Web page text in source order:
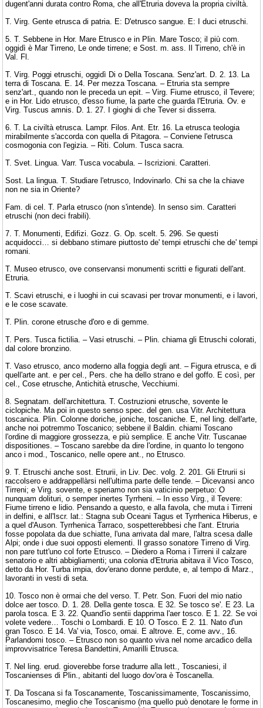
dugent'anni durata contro Roma, che all'Etruria doveva la propria civiltà.
T. Virg. Gente etrusca di patria. E: D'etrusco sangue. E: I duci etruschi.
5. T. Sebbene in Hor. Mare Etrusco e in Plin. Mare Tosco; il più com.
oggidì è Mar Tirreno, Le onde tirrene; e Sost. m. ass. Il Tirreno, ch'è in
Val. Fl.
T. Virg. Poggi etruschi, oggidì Di o Della Toscana. Senz'art. D. 2. 13. La
terra di Toscana. E. 14. Per mezza Toscana. – Etruria sta sempre
senz'art., quando non le preceda un epit. – Virg. Fiume etrusco, il Tevere;
e in Hor. Lido etrusco, d'esso fiume, la parte che guarda l'Etruria. Ov. e
Virg. Tuscus amnis. D. 1. 27. I gioghi di che Tever si disserra.
6. T. La civiltà etrusca. Lampr. Filos. Ant. Etr. 16. La etrusca teologia
mirabilmente s'accorda con quella di Pitagora. – Conviene l'etrusca
cosmogonia con l'egizia. – Riti. Colum. Tusca sacra.
T. Svet. Lingua. Varr. Tusca vocabula. – Iscrizioni. Caratteri.
Sost. La lingua. T. Studiare l'etrusco, Indovinarlo. Chi sa che la chiave
non ne sia in Oriente?
Fam. di cel. T. Parla etrusco (non s'intende). In senso sim. Caratteri
etruschi (non deci frabili).
7. T. Monumenti, Edifizi. Gozz. G. Op. scelt. 5. 296. Se questi
acquidocci… si debbano stimare piuttosto de' tempi etruschi che de' tempi
romani.
T. Museo etrusco, ove conservansi monumenti scritti e figurati dell'ant.
Etruria.
T. Scavi etruschi, e i luoghi in cui scavasi per trovar monumenti, e i lavori,
e le cose scavate.
T. Plin. corone etrusche d'oro e di gemme.
T. Pers. Tusca fictilia. – Vasi etruschi. – Plin. chiama gli Etruschi colorati,
dal colore bronzino.
T. Vaso etrusco, anco moderno alla foggia degli ant. – Figura etrusca, e di
quell'arte ant. e per cel., Pers. che ha dello strano e del goffo. E così, per
cel., Cose etrusche, Antichità etrusche, Vecchiumi.
8. Segnatam. dell'architettura. T. Costruzioni etrusche, sovente le
ciclopiche. Ma poi in questo senso spec. del gen. usa Vitr. Architettura
toscanica. Plin. Colonne doriche, joniche, toscaniche. E, nel ling. dell'arte,
anche noi potremmo Toscanico; sebbene il Baldin. chiami Toscano
l'ordine di maggiore grossezza, e più semplice. E anche Vitr. Tuscanae
dispositiones. – Toscano sarebbe da dire l'ordine, in quanto lo tengono
anco i mod., Toscanico, nelle opere ant., no Etrusco.
9. T. Etruschi anche sost. Etrurii, in Liv. Dec. volg. 2. 201. Gli Etrurii si
raccolsero e addrappellàrsi nell'ultima parte delle tende. – Dicevansi anco
Tirreni; e Virg. sovente, e speriamo non sia vaticinio perpetuo: O
nunquam dolituri, o semper inertes Tyrrheni. – In esso Virg., il Tevere:
Fiume tirreno e lidio. Pensando a questo, e alla favola, che muta i Tirreni
in delfini, e all'Iscr. lat.: Stagna sub Oceani Tagus et Tyrrhenica Hiberus, e
a quel d'Auson. Tyrrhenica Tarraco, sospetterebbesi che l'ant. Etruria
fosse popolata da due schiatte, l'una arrivata dal mare, l'altra scesa dalle
Alpi; onde i due suoi opposti elementi. Il grasso sonatore Tirreno di Virg.
non pare tutt'uno col forte Etrusco. – Diedero a Roma i Tirreni il calzare
senatorio e altri abbigliamenti; una colonia d'Etruria abitava il Vico Tosco,
detto da Hor. Turba impia, dov'erano donne perdute, e, al tempo di Marz.,
lavoranti in vesti di seta.
10. Tosco non è ormai che del verso. T. Petr. Son. Fuori del mio natio
dolce aer tosco. D. 1. 28. Della gente tosca. E 32. Se tosco se'. E 23. La
parola tosca. E 3. 22. Quand'io sentii dapprima l'aer tosco. E 1. 22. Se voi
volete vedere… Toschi o Lombardi. E 10. O Tosco. E 2. 11. Nato d'un
gran Tosco. E 14. Va' via, Tosco, omai. E altrove. E, come avv., 16.
Parlandomi tosco. – Etrusco non so quanto viva nel nome arcadico della
improvvisatrice Teresa Bandettini, Amarilli Etrusca.
T. Nel ling. erud. gioverebbe forse tradurre alla lett., Toscaniesi, il
Toscanienses di Plin., abitanti del luogo dov'ora è Toscanella.
T. Da Toscana si fa Toscanamente, Toscanissimamente, Toscanissimo,
Toscanesimo, meglio che Toscanismo (ma quello può denotare le forme in